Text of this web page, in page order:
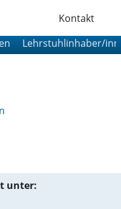
Kontakt
Lehrstuhlinhaber/
unter: